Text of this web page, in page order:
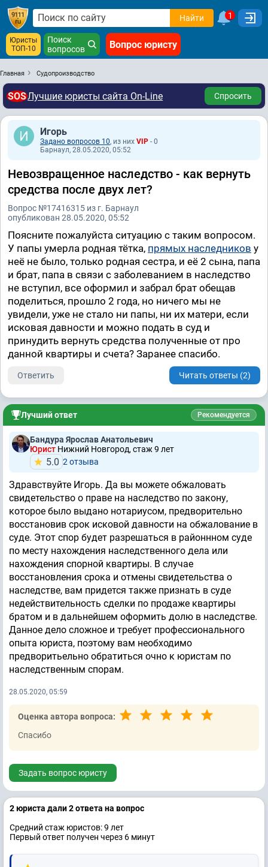
Найти 1
Юристы
ТОП-10
Поиск
вопросов
Вопрос юристу
Главная Судопроизводство
SOSЛучшие юристы сайта On-Line Спросить
Игорь
Задано вопросов 10, из них VIP - 0
Барнаул, 28.05.2020, 05:52
Невозвращенное наследство - как вернуть
средства после двух лет?
Вопрос №17416315 из г. Барнаул
опубликован 28.05.2020, 05:52
Поясните пожалуйста ситуацию с таким вопросом.
У папы умерла родная тётка, прямых наследников у
неё не было, только родная сестра, и её 2 сына, папа
и брат, папа в связи с заболеванием в наследство
не вступил, все оформил и забрал брат обещав
поделиться, прошло 2 года, но ничего мы не
увидели, уже не стало ни папы, ни их матери, если
исковая давности и можно подать в суд и
принудить вернуть средства полученные от про
данной квартиры и счета? Заранее спасибо.
Ответить Читать ответы (2)
Лучший ответ Рекомендуется
Бандура Ярослав Анатольевич
Юрист Нижний Новгород, стаж 9 лет
5.0 2 отзывa
Здравствуйте Игорь. Да вы можете обжаловать
свидетельство о праве на наследство по закону,
которое было выдано нотариусом, предворительно
восстановив срок исковой давности на обжалование в
суде. Этот спор будет разрешаться в районнном суде
по месту нахождения наследственного дела или
нахождения спорной квартиры. В случае
восстановления срока и отмены свидетельства о
наследстве, вам придется также признать в суде
недействительность сделки по продаже квартиры
братом и в дальнейшем оформить долю в наследстве.
Данное дело сложное и требует профессионального
опыта юриста, поэтому вам необходимо
предворитьельно обратиться очно к юристам по
наследственным спорам.
28.05.2020, 05:59
Оценка автора вопроса:
Спасибо
Задать вопрос юристу
2 юристa дали 2 ответa на вопрос
Средний стаж юристов: 9 лет
Первый ответ получен через 6 минут